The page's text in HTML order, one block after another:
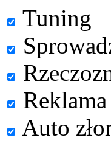
Tuning
Reklama
Auto